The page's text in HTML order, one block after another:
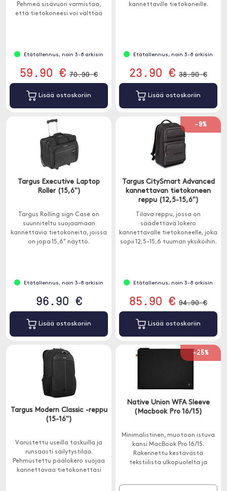
Pehmeä sisävuori varmistaa,
että tietokoneesi voi välttää
Etätallennus, noin 3-8 arkisin
59.90 € 70.90 €
Lisää ostoskoriin
kannettaville tietokoneille.
Etätallennus, noin 3-8 arkisin
23.90 € 38.90 €
Lisää ostoskoriin
Targus Executive Laptop
Roller (15,6")
Targus Rolling sign Case on
suunniteltu suojaamaan
kannettavia tietokoneita, joissa
on jopa 15,6" näyttö.
Etätallennus, noin 3-8 arkisin
96.90 €
Lisää ostoskoriin
-9%
Targus CitySmart Advanced
kannettavan tietokoneen
reppu (12,5-15,6")
Tilava reppu, jossa on
säädettävä lokero
kannettavalle tietokoneelle, joka
sopii 12,5-15,6 tuuman yksiköihin.
raskaan kuorman kantamisessa.
Etätallennus, noin 3-8 arkisin
85.90 € 94.90 €
Lisää ostoskoriin
Targus Modern Classic -reppu
(15-16")
Varustettu useilla taskuilla ja
runsaasti säilytystilaa.
Pehmustettu päälokero suojaa
kannettavaa tietokonettasi
-25%
Native Union WFA Sleeve
(Macbook Pro 16/15)
Minimalistinen, muotoon istuva
kansi MacBook Pro 16/15.
Rakennettu kestävästä
tekstiilista ulkopuolelta ja